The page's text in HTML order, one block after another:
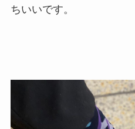
ちいいです。